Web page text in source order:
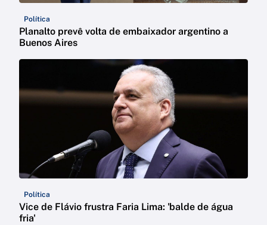
Política
Planalto prevê volta de embaixador argentino a
Buenos Aires
Política
Vice de Flávio frustra Faria Lima: 'balde de água
fria'